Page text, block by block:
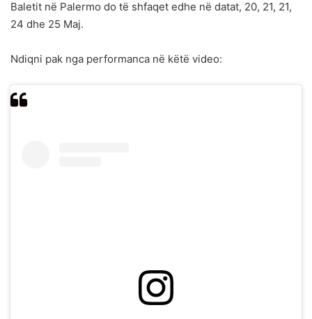
Baletit në Palermo do të shfaqet edhe në datat, 20, 21, 21,
24 dhe 25 Maj.
Ndiqni pak nga performanca në këtë video: